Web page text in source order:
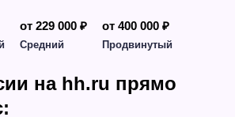
на hh.ru прямо
Средний
от 229 000 ₽
Продвинутый
от 400 000 ₽